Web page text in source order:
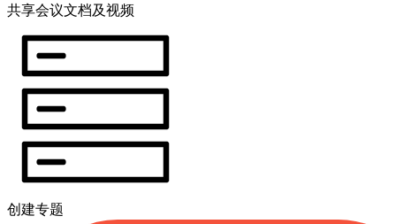
共享会议文档及视频
创建专题